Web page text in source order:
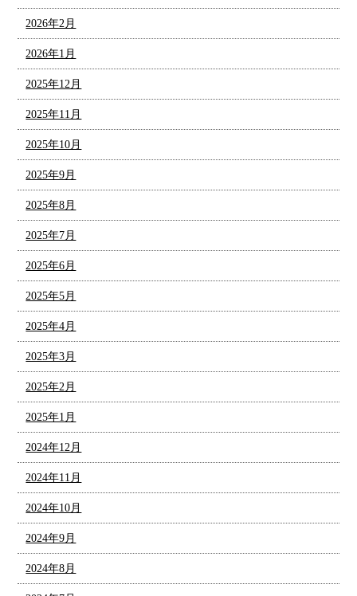
2026年2月
2026年1月
2025年12月
2025年11月
2025年10月
2025年9月
2025年8月
2025年7月
2025年6月
2025年5月
2025年4月
2025年3月
2025年2月
2025年1月
2024年12月
2024年11月
2024年10月
2024年9月
2024年8月